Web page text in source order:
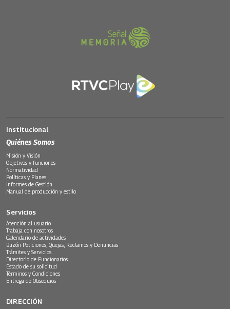
Institucional
Quiénes Somos
Misión y Visión
Objetivos y funciones
Normatividad
Políticas y Planes
Informes de Gestión
Manual de producción y estilo
Servicios
Atención al usuario
Trabaja con nosotros
Calendario de actividades
Buzón Peticiones, Quejas, Reclamos y Denuncias
Trámites y Servicios
Directorio de Funcionarios
Estado de su solicitud
Términos y Condiciones
Entrega de Obsequios
DIRECCIÓN